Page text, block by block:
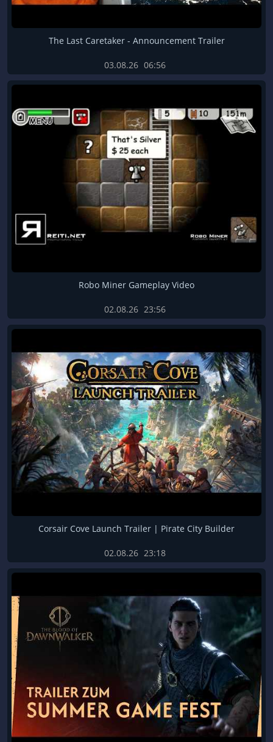
The Last Caretaker - Announcement Trailer
03.08.26 06:56
Robo Miner Gameplay Video
02.08.26 23:56
Corsair Cove Launch Trailer | Pirate City Builder
02.08.26 23:18